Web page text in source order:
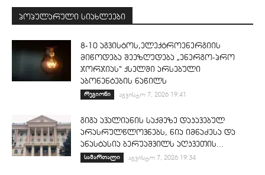
პოპულარული სიახლეები
8-10 აგვისტოს,ელექტროენერგიის
მიწოდება შეეზღუდება „ენერგო-პრო
ჯორჯიას“ ქსელში არსებული
აბონენტების ნაწილს
რეგიონი აგვისტო 7, 2026 19:41
გიგა ავალიანის საქმეზე დაკავებულ
არასრულწლოვნებს, ნია იმნაძესა და
ანასტასია ბერუაშვილს აღკვეთის...
სამართალი აგვისტო 7, 2026 19:34